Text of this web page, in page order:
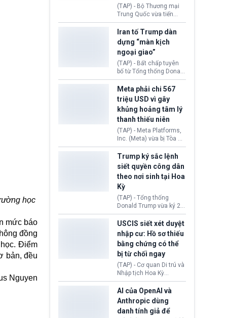
học
mức báo
đồng
Điểm
bản, đều
Nguyen
(TAP) - Bộ Thương mại
Trung Quốc vừa tiến
hành áp đặt lệnh trừng
phạt lên hàng loạt thực
thể và siết chặt kiểm
soát xuất khẩu máy bay
không người lái (UAV)
sang Hoa Kỳ. Động thái
này nhằm đáp trả các
biện pháp hạn chế
thương mại, áp thuế mới
cùng lệnh cấm công
nghệ gần đây từ phía
Washington.
Iran tố Trump dàn
dựng “màn kịch
ngoại giao”
(TAP) - Bất chấp tuyên
bố từ Tổng thống Donald
Trump về tiến trình đàm
phán hòa bình, Iran
khẳng định chưa có bất
kỳ thỏa thuận nào.
Tehran cho rằng, Hoa Kỳ
chỉ đang dàn dựng “màn
kịch ngoại giao” để xoa
dịu căng thẳng.
Meta phải chi 567
triệu USD vì gây
khủng hoảng tâm lý
thanh thiếu niên
(TAP) - Meta Platforms,
Inc. (Meta) vừa bị Tòa án
bang New Mexico yêu
cầu đóng góp 567 triệu
USD vào một quỹ khắc
phục hậu quả. Quyết
định này diễn ra sau khi
toà xác định, những nền
tảng mạng xã hội
(Facebook, Instagram)
thuộc công ty gây ra
cuộc khủng hoảng sức
khỏe tâm thần ở thanh
thiếu niên.
Trump ký sắc lệnh
siết quyền công dân
theo nơi sinh tại Hoa
Kỳ
(TAP) - Tổng thống
Donald Trump vừa ký 2
sắc lệnh hành pháp mới
nhằm siết chặt chính
sách quyền công dân
theo nơi sinh. Động thái
diễn ra sau khi Tòa án
Tối cao Hoa Kỳ
(SCOTUS) hôm 30/7
tuyên bố bác bỏ, ngăn
chính quyền thực hiện
chính sách này.
USCIS siết xét duyệt
nhập cư: Hồ sơ thiếu
bằng chứng có thể
bị từ chối ngay
(TAP) - Cơ quan Di trú và
Nhập tịch Hoa Kỳ
(USCIS) vừa thay đổi quy
trình xét duyệt hồ sơ
nhập cư, trao quyền cho
viên chức từ chối ngay
những đơn không chứng
AI của OpenAI và
Anthropic dùng
danh tính giả để